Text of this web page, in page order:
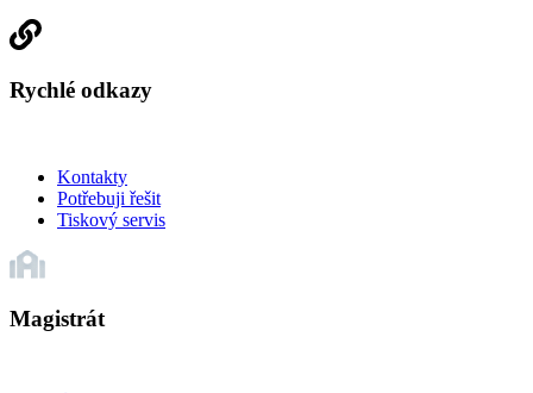
Rychlé odkazy
Kontakty
Potřebuji řešit
Tiskový servis
Magistrát